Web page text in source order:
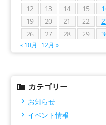
12
13 14 15
19
20 21 22
26
27 28 29
« 10月 12月 »
カテゴリー
お知らせ
イベント情報